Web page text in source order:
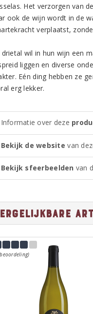
Het verzorgen van
ook de wijn wordt in de
verplaatst,
drietal wil in hun wijn een
liggen en diverse
Eén ding hebben ze
erg lekker.
Informatie over deze
Bekijk de website van
Bekijk sfeerbeelden van